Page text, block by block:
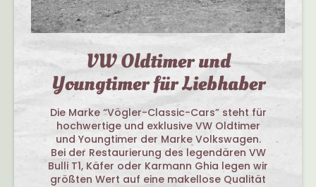
VW Oldtimer und
Youngtimer für Liebhaber
Die Marke “Vögler-Classic-Cars” steht für
hochwertige und exklusive VW Oldtimer
und Youngtimer der Marke Volkswagen.
Bei der Restaurierung des legendären VW
Bulli T1, Käfer oder Karmann Ghia legen wir
größten Wert auf eine makellose Qualität